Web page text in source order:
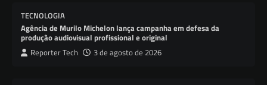
TECNOLOGIA
Agência de Murilo Michelon lança campanha em defesa da
produção audiovisual profissional e original
Reporter Tech 3 de agosto de 2026